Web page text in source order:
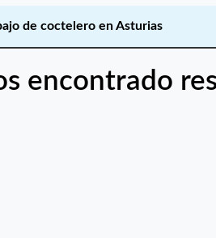
de coctelero en Asturias
encontrado